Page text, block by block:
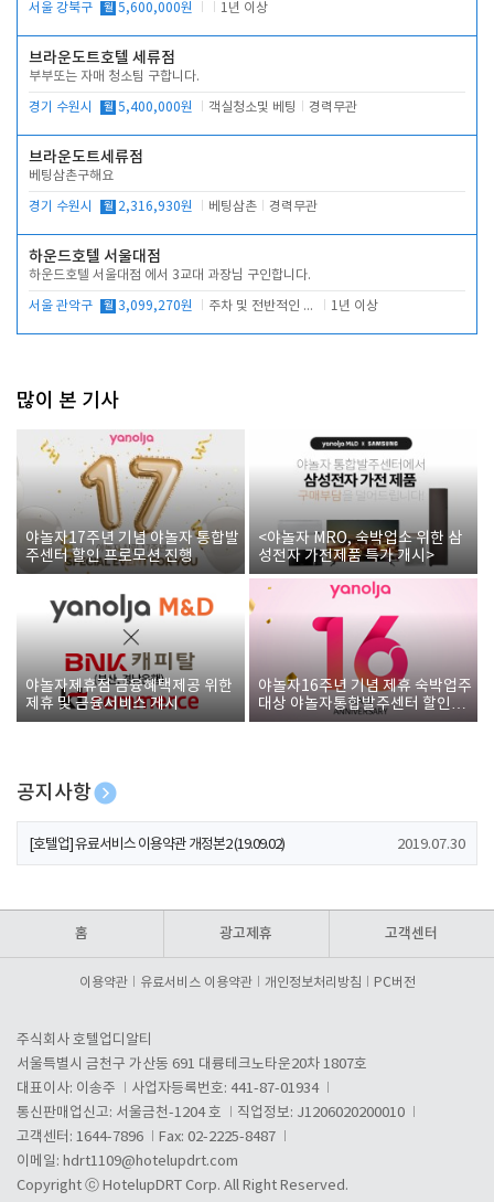
서울 강북구 월 5,600,000원 1년 이상
브라운도트호텔 세류점
부부또는 자매 청소팀 구합니다.
경기 수원시 월 5,400,000원 객실청소및 베팅 경력무관
브라운도트세류점
베팅삼촌구해요
경기 수원시 월 2,316,930원 베팅삼촌 경력무관
하운드호텔 서울대점
하운드호텔 서울대점 에서 3교대 과장님 구인합니다.
서울 관악구 월 3,099,270원 주차 및 전반적인 당번업무 1년 이상
많이 본 기사
야놀자17주년 기념 야놀자 통합발
주센터 할인 프로모션 진행
<야놀자 MRO, 숙박업소 위한 삼
성전자 가전제품 특가 개시>
야놀자제휴점 금융혜택제공 위한
제휴 및 금융서비스 게시
야놀자16주년 기념 제휴 숙박업주
대상 야놀자통합발주센터 할인쿠
폰 증정
공지사항
[호텔업] 개인정보 처리방침 개정본1 (19.09.02)
[호텔업] 유료서비스 이용약관 개정본2 (19.09.02) 2019.07.30
홈 광고제휴 고객센터
이용약관 유료서비스 이용약관 개인정보처리방침 PC버전
주식회사 호텔업디알티
서울특별시 금천구 가산동 691 대륭테크노타운20차 1807호
대표이사: 이송주
사업자등록번호: 441-87-01934
통신판매업신고: 서울금천-1204 호
직업정보: J1206020200010
고객센터: 1644-7896
Fax: 02-2225-8487
이메일: hdrt1109@hotelupdrt.com
Copyright ⓒ HotelupDRT Corp. All Right Reserved.